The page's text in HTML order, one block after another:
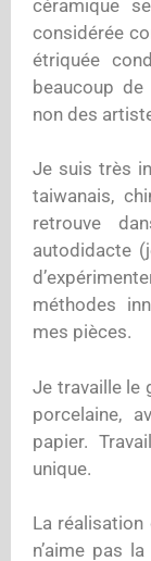
céramique
considérée
étriquée
beaucoup
non des
Je suis très
taiwanais,
retrouve
autodidacte
méthodes
mes pièces.
Je travaille le
porcelaine,
papier.
unique.
La réalisation
n’aime pas